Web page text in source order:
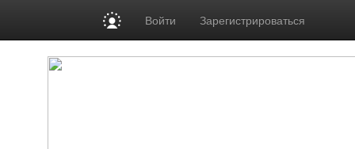
Войти Зарегистрироваться